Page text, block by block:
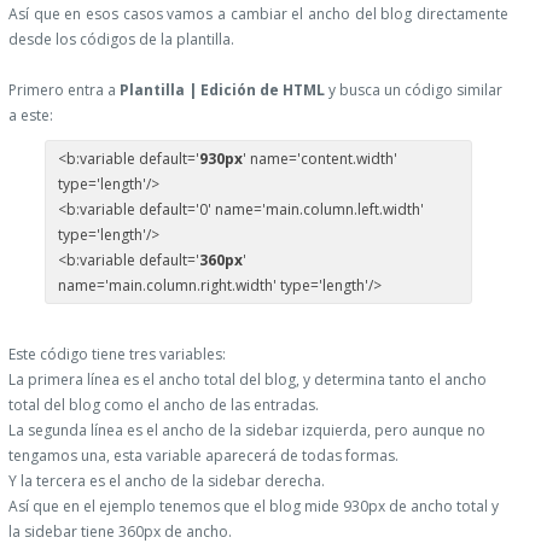
Así que en esos casos vamos a cambiar el ancho del blog directamente
desde los códigos de la plantilla.
Primero entra a Plantilla | Edición de HTMLy busca un código similar
a este:
<b:variable default='930px' name='content.width'
type='length'/>
<b:variable default='0' name='main.column.left.width'
type='length'/>
<b:variable default='360px'
name='main.column.right.width' type='length'/>
Este código tiene tres variables:
La primera línea es el ancho total del blog, y determina tanto el ancho
total del blog como el ancho de las entradas.
La segunda línea es el ancho de la sidebar izquierda, pero aunque no
tengamos una, esta variable aparecerá de todas formas.
Y la tercera es el ancho de la sidebar derecha.
Así que en el ejemplo tenemos que el blog mide 930px de ancho total y
la sidebar tiene 360px de ancho.